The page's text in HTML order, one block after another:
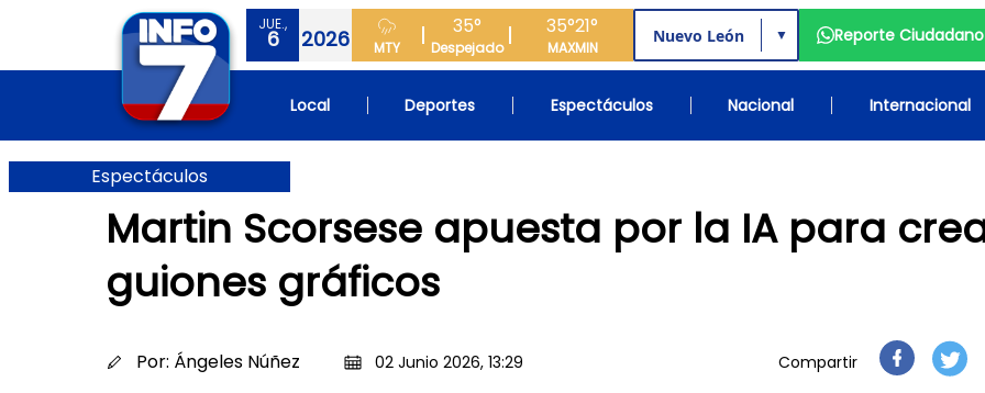
JUE.,
6 2026 MTY
35°
Despejado
35°
MAX
21°
MIN
▼ Reporte Ciudadano
Local Deportes Espectáculos Nacional Internacional
Espectáculos
Martin Scorsese apuesta por la IA para
guiones gráficos
Por: Ángeles Núñez 02 Junio 2026, 13:29 Compartir